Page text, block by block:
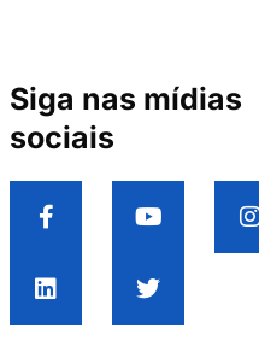
Siga nas mídias
sociais
F
a
c
b
o
Y
o
u
e
I
t
L
i
n
e
i
T
w
t
r